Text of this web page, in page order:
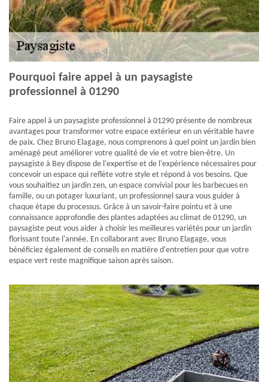
Pourquoi faire appel à un paysagiste
professionnel à 01290
Faire appel à un paysagiste professionnel à 01290 présente de nombreux
avantages pour transformer votre espace extérieur en un véritable havre
de paix. Chez Bruno Elagage, nous comprenons à quel point un jardin bien
aménagé peut améliorer votre qualité de vie et votre bien-être. Un
paysagiste à Bey dispose de l'expertise et de l'expérience nécessaires pour
concevoir un espace qui reflète votre style et répond à vos besoins. Que
vous souhaitiez un jardin zen, un espace convivial pour les barbecues en
famille, ou un potager luxuriant, un professionnel saura vous guider à
chaque étape du processus. Grâce à un savoir-faire pointu et à une
connaissance approfondie des plantes adaptées au climat de 01290, un
paysagiste peut vous aider à choisir les meilleures variétés pour un jardin
florissant toute l'année. En collaborant avec Bruno Elagage, vous
bénéficiez également de conseils en matière d'entretien pour que votre
espace vert reste magnifique saison après saison.